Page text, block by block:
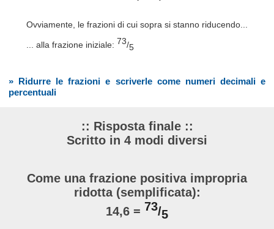
Ovviamente, le frazioni di cui sopra si stanno riducendo...
... alla frazione iniziale: 73/5
» Ridurre le frazioni e scriverle come numeri decimali e
percentuali
:: Risposta finale ::
Scritto in 4 modi diversi
Come una frazione positiva impropria
ridotta (semplificata):
14,6 = 73/5